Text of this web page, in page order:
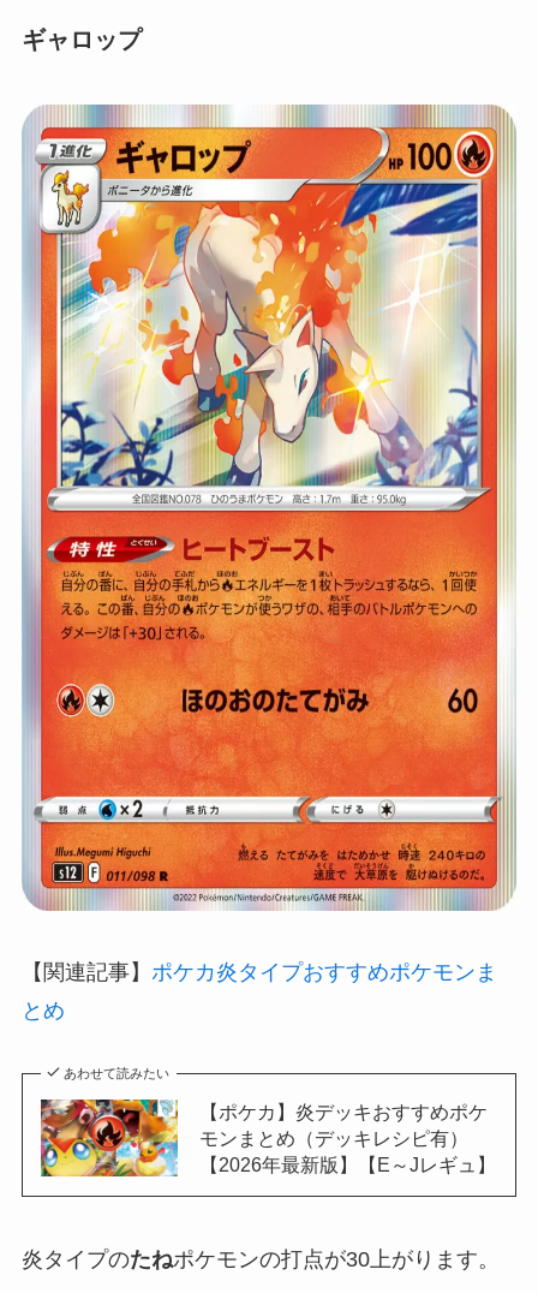
ギャロップ
【関連記事】 ポケカ炎タイプおすすめポケモンま
とめ
あわせて読みたい
【ポケカ】炎デッキおすすめポケ
モンまとめ（デッキレシピ有）
【2026年最新版】【E～Jレギュ】
炎タイプのたねポケモンの打点が30上がります。